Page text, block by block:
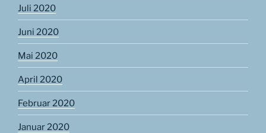
Juli 2020
Juni 2020
Mai 2020
April 2020
Februar 2020
Januar 2020